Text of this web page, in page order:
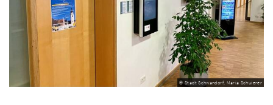
© Stadt Schwandorf, Maria Schuierer